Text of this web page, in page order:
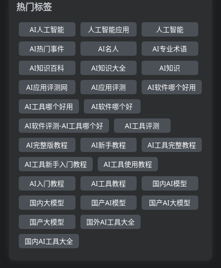
热门标签
AI人工智能 人工智能应用 人工智能
AI热门事件 AI名人 AI专业术语
AI知识百科 AI知识大全 AI知识
AI应用评测网 AI应用评测 AI软件哪个好用
AI工具哪个好用 AI软件哪个好
AI软件评测-AI工具哪个好 AI工具评测
AI完整版教程 AI新手教程 AI工具完整教程
AI工具新手入门教程 AI工具使用教程
AI入门教程 AI工具教程 国内AI模型
国内大模型 国产AI模型 国产AI大模型
国产大模型 国外AI工具大全
国内AI工具大全